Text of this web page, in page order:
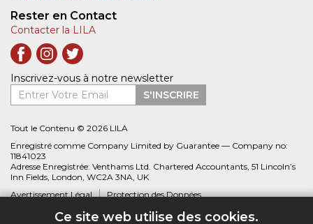
Ce site web utilise des cookies.
Rester en Contact
Contacter la LILA
Inscrivez-vous à notre newsletter
Entrer Votre Email
S'INSCRIRE
Tout le Contenu © 2026 LILA
Enregistré comme Company Limited by Guarantee — Company no:
11841023
Adresse Enregistrée: Venthams Ltd. Chartered Accountants, 51 Lincoln’s
Inn Fields, London, WC2A 3NA, UK
Avertissement Légal
Protection des Données